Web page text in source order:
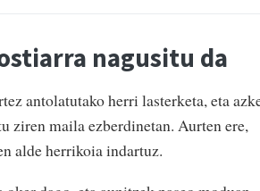
nagusitu da
antolatutako herri lasterketa, eta
ziren maila ezberdinetan. Aurten ere,
alde herrikoia indartuz.